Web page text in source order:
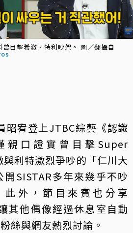
目擊希澈、特利吵架。 圖／翻攝自
昭宥登上JTBC綜藝《認識
親口證實曾目擊Super
利特激烈爭吵的「仁川大
SISTAR多年來幾乎不吵
外，節目來賓也分享
其他偶像經過休息室自動
絲與網友熱烈討論。